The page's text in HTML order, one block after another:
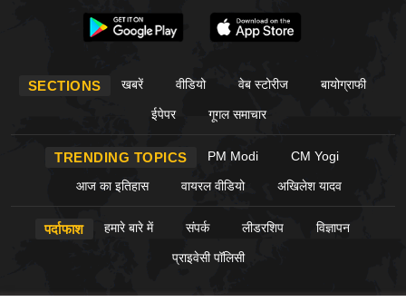
SECTIONS खबरें वीडियो वेब स्टोरीज बायोग्राफी
ईपेपर गूगल समाचार
TRENDING TOPICS PM Modi CM Yogi
आज का इतिहास वायरल वीडियो अखिलेश यादव
पर्दाफाश हमारे बारे में संपर्क लीडरशिप विज्ञापन
प्राइवेसी पॉलिसी